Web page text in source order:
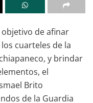
objetivo de afinar
cuarteles de la
y brindar
el
Brito
de la Guardia